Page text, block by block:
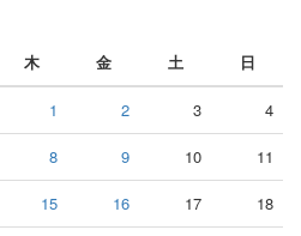
木 金 土 日
1 2 3 4
8 9 10 11
15 16 17 18